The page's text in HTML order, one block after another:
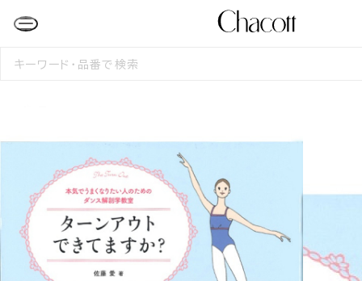
検